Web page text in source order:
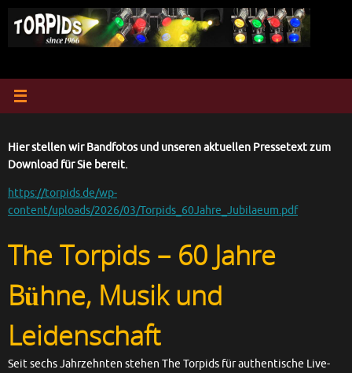
Inhalt
Hier stellen wir Bandfotos und unseren aktuellen Pressetext zum
Download für Sie bereit.
https://torpids.de/wp-
content/uploads/2026/03/Torpids_60Jahre_Jubilaeum.pdf
The Torpids – 60 Jahre
Bühne, Musik und
Leidenschaft
Seit sechs Jahrzehnten stehen The Torpids für authentische Live-